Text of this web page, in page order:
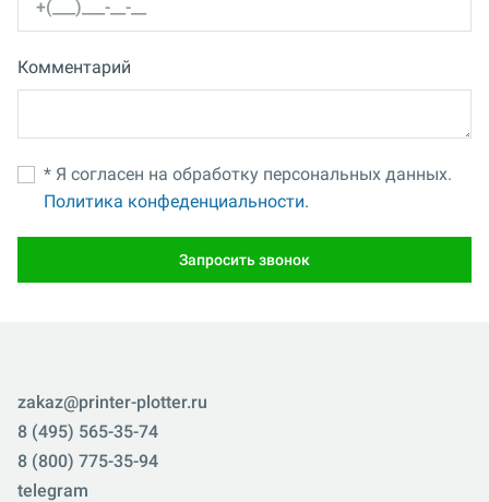
Комментарий
* Я согласен на обработку персональных данных.
Политика конфеденциальности.
Запросить звонок
zakaz@printer-plotter.ru
8 (495) 565-35-74
8 (800) 775-35-94
telegram